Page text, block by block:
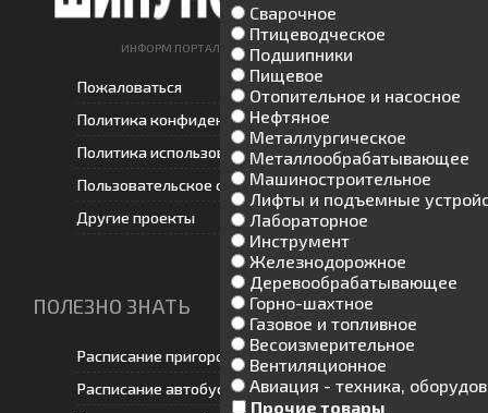
Сварочное
Птицеводческое
Подшипники
Пищевое
Отопительное и насосное
Нефтяное
Металлургическое
Металлообрабатывающее
Машиностроительное
Лифты и подъемные
Лабораторное
Инструмент
Железнодорожное
Деревообрабатывающее
Горно-шахтное
Газовое и топливное
Весоизмерительное
Вентиляционное
Авиация - техника,
Прочие товары
ИНФОРМ ПОРТАЛ ШИПУНОВСКОГО РАЙОНА
Пожаловаться
Политика конфиденциальности
Политика использования cookie
Пользовательское соглашение
Другие проекты
ПОЛЕЗНО ЗНАТЬ
Расписание пригородных автобусов
Расписание автобусов ООО "Рубцовское ПАП"